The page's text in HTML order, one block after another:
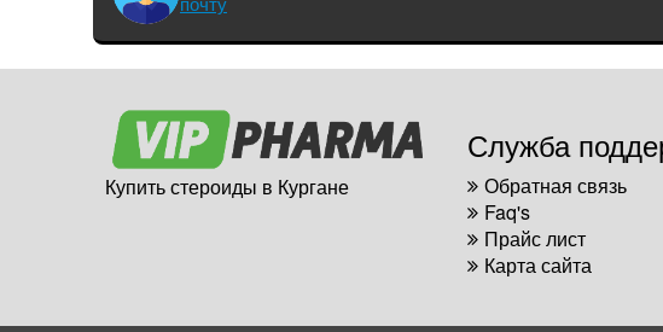
Купить стероиды в Кургане
Служба
Обратная связь
Faq's
Прайс лист
Карта сайта